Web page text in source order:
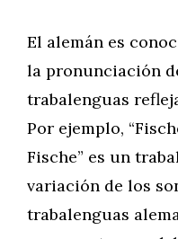
El alemán es
la pronunciación
trabalenguas
Por ejemplo,
Fische” es un
variación de los
trabalenguas